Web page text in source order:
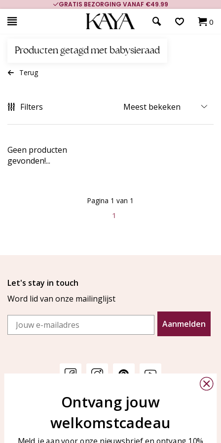
GRATIS BEZORGING VANAF €49.99
0
Producten getagd met babysieraad
Terug
Filters
Geen producten
gevonden!...
1
Pagina 1 van 1
Let's stay in touch
Word lid van onze mailinglijst
Email
Aanmelden
Veelgestelde vragen
Sieraden onderhouden
KAYA Sieraden
Bellen of WhatsApp Ma-Vr
tussen 09:00-17:00
Ontvang jouw
welkomstcadeau
Meld je aan voor onze nieuwsbrief en ontvang 10%